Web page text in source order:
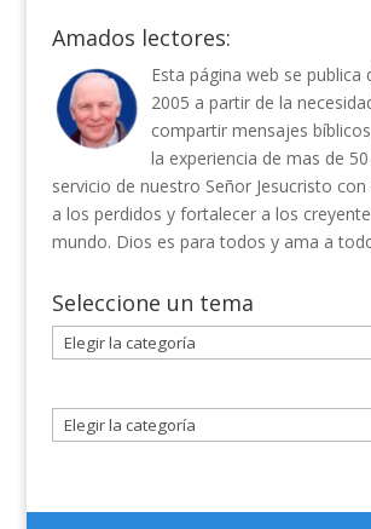
Amados lectores:
Esta página web se publica
2005 a partir de la
compartir mensajes
la experiencia de mas de
servicio de nuestro Señor Jesucristo
a los perdidos y fortalecer a los
mundo. Dios es para todos y ama a
Seleccione un tema
Seleccione
un